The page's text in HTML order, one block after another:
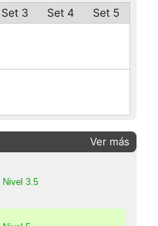
Set 3 Set 4 Set 5
Ver más
Nivel 3.5